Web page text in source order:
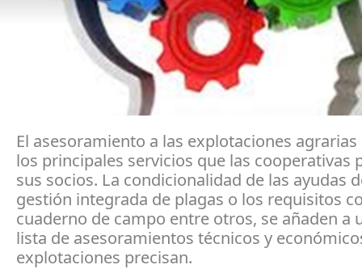
El asesoramiento a las explotaciones agrarias
los principales servicios que las cooperativas
sus socios. La condicionalidad de las ayudas
gestión integrada de plagas o los requisitos
cuaderno de campo entre otros, se añaden a
lista de asesoramientos técnicos y
explotaciones precisan.